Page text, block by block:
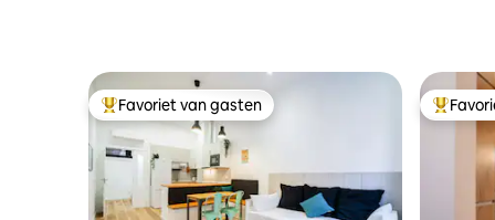
Topfavoriet van gasten
Favoriet van gasten